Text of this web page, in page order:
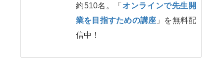
約510名。「 オンラインで先生開
業を目指すための講座 」を無料配
信中！